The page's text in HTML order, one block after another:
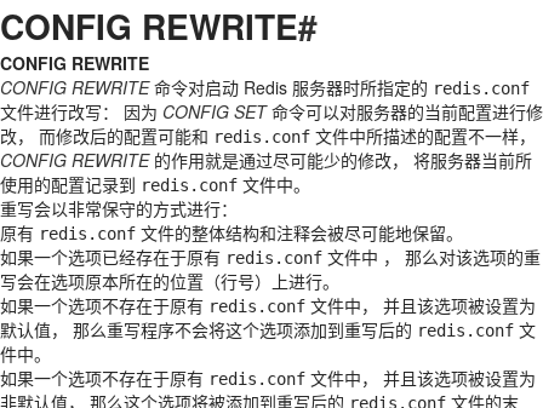
CONFIG REWRITE#
CONFIG REWRITE
CONFIG REWRITE命令对启动 Redis 服务器时所指定的 redis.conf
文件进行改写： 因为 CONFIG SET命令可以对服务器的当前配置进行修
改， 而修改后的配置可能和 redis.conf 文件中所描述的配置不一样，
CONFIG REWRITE的作用就是通过尽可能少的修改， 将服务器当前所
使用的配置记录到 redis.conf 文件中。
重写会以非常保守的方式进行：
原有 redis.conf 文件的整体结构和注释会被尽可能地保留。
如果一个选项已经存在于原有 redis.conf 文件中 ， 那么对该选项的重
写会在选项原本所在的位置（行号）上进行。
如果一个选项不存在于原有 redis.conf 文件中， 并且该选项被设置为
默认值， 那么重写程序不会将这个选项添加到重写后的 redis.conf 文
件中。
如果一个选项不存在于原有 redis.conf 文件中， 并且该选项被设置为
非默认值， 那么这个选项将被添加到重写后的 redis.conf 文件的末